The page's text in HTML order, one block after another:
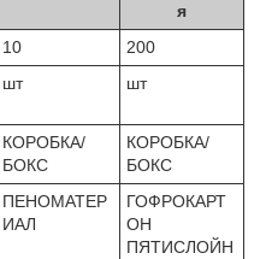
я
10
200
шт шт
КОРОБКА/
БОКС
КОРОБКА/
БОКС
ПЕНОМАТЕР
ИАЛ
ГОФРОКАРТ
ОН
ПЯТИСЛОЙН